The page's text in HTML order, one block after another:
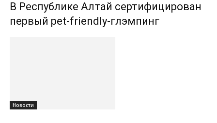
В Республике Алтай сертифицирован
первый pet-friendly-глэмпинг
Новости